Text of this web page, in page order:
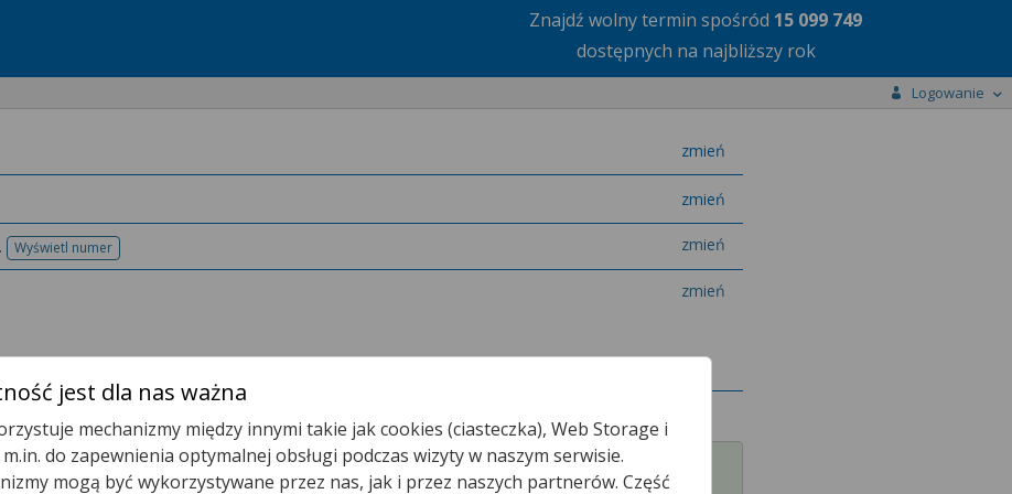
Znajdź wolny termin spośród 15 099 749
dostępnych na najbliższy rok
Logowanie
zmień
miasto
zmień
specjalizację
Wyświetl numer
telefonu
zmień
zmień
jest dla nas ważna
mechanizmy między innymi takie jak cookies (ciasteczka), Web Storage i
do zapewnienia optymalnej obsługi podczas wizyty w naszym serwisie.
mogą być wykorzystywane przez nas, jak i przez naszych partnerów. Część